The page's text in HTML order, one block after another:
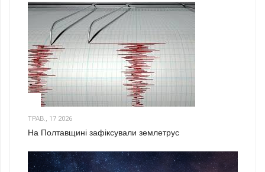
ТРАВ., 17 2026
На Полтавщині зафіксували землетрус